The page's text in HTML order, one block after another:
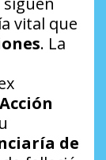
vital que
. La
Acción
de